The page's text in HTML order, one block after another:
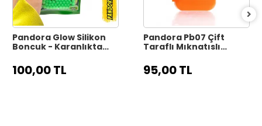
Pandora Glow Silikon
Boncuk - Karanlıkta
Boncuk 100 Adet
100,00 TL
Pandora Pb07 Çift
Taraflı Mıknatıslı
Kutusu
95,00 TL